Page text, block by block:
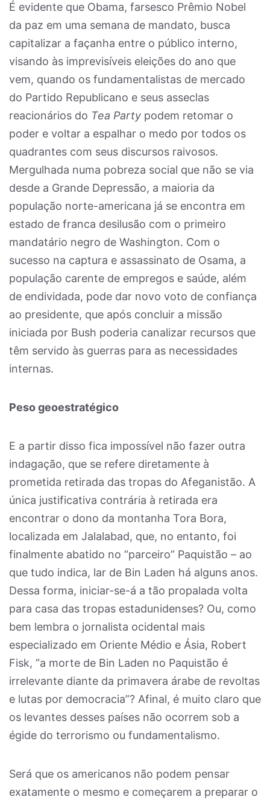
É evidente que Obama, farsesco Prêmio Nobel
da paz em uma semana de mandato, busca
capitalizar a façanha entre o público interno,
visando às imprevisíveis eleições do ano que
vem, quando os fundamentalistas de mercado
do Partido Republicano e seus asseclas
reacionários do Tea Party podem retomar o
poder e voltar a espalhar o medo por todos os
quadrantes com seus discursos raivosos.
Mergulhada numa pobreza social que não se via
desde a Grande Depressão, a maioria da
população norte-americana já se encontra em
estado de franca desilusão com o primeiro
mandatário negro de Washington. Com o
sucesso na captura e assassinato de Osama, a
população carente de empregos e saúde, além
de endividada, pode dar novo voto de confiança
ao presidente, que após concluir a missão
iniciada por Bush poderia canalizar recursos que
têm servido às guerras para as necessidades
internas.
Peso geoestratégico
E a partir disso fica impossível não fazer outra
indagação, que se refere diretamente à
prometida retirada das tropas do Afeganistão. A
única justificativa contrária à retirada era
encontrar o dono da montanha Tora Bora,
localizada em Jalalabad, que, no entanto, foi
finalmente abatido no “parceiro” Paquistão – ao
que tudo indica, lar de Bin Laden há alguns anos.
Dessa forma, iniciar-se-á a tão propalada volta
para casa das tropas estadunidenses? Ou, como
bem lembra o jornalista ocidental mais
especializado em Oriente Médio e Ásia, Robert
Fisk, “a morte de Bin Laden no Paquistão é
irrelevante diante da primavera árabe de revoltas
e lutas por democracia”? Afinal, é muito claro que
os levantes desses países não ocorrem sob a
égide do terrorismo ou fundamentalismo.
Será que os americanos não podem pensar
exatamente o mesmo e começarem a preparar o